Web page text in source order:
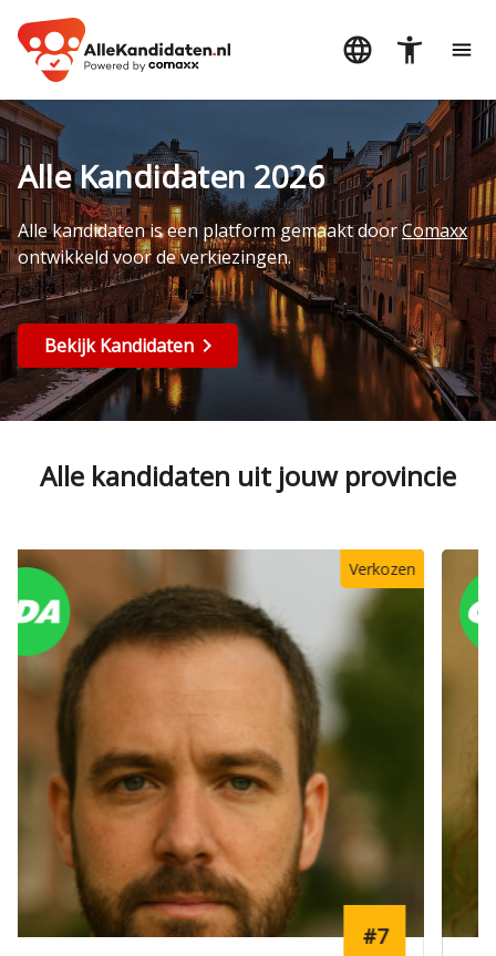
Alle Kandidaten 2026
Alle kandidaten is een platform gemaakt doorComaxx
ontwikkeld voor de verkiezingen.
Bekijk Kandidaten
Alle kandidaten uit jouw provincie
#12